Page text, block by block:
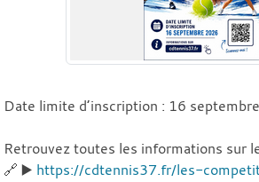
Date limite d’inscription : 16
Retrouvez toutes les informations sur
🔗 ▶️ https://cdtennis37.fr/les-